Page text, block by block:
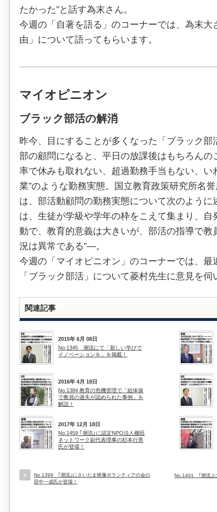
たかった”と話す為末さん。
今週の「自著を語る」のコーナーでは、為末大
由」について語ってもらいます。
マイオピニオン
ブラック部活の解消
昨今、目にすることが多くなった「ブラック部
部の顧問になると、平日の放課後はもちろんの
率で休みも取れない、超過勤務手当もない、い
業”のような勤務実態。国立教育政策研究所名
は、部活動顧問の勤務実態について次のように
は、生徒が学級や学年の枠をこえて集まり、自
動で、教育的意義は大きいが、部活の指導で教
況は異常である”―。
今週の「マイオピニオン」のコーナーでは、最
「ブラック部活」について菱村先生に意見を伺
関連記事
2015年 6月 08日
No.1345 潮流にて「新しい学びで
イノベーションを」を掲載！
2016年 4月 18日
No.1384 教育の危機管理で「組体操
で教員の過失が認められた事例」を
解説！
2017年 12月 18日
No.1459 ｢潮流｣に認定NPO法人棚田
ネットワーク副代表理事の杉本行男
氏が登場！
No.1399 ｢潮流｣にさいたま映像ボランティアの会の
田中一成氏が登場！
No.1401 ｢潮流｣に